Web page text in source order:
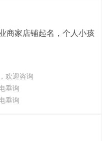
商家店铺起名，个人小孩
欢迎咨询
垂询
垂询